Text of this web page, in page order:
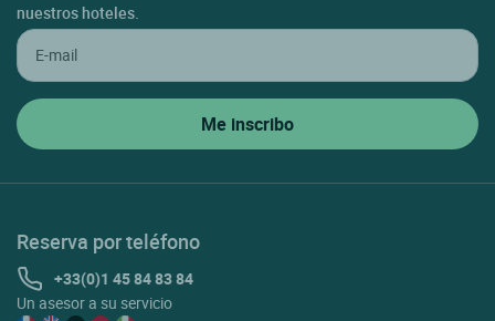
nuestros hoteles.
Reserva por teléfono
+33(0)1 45 84 83 84
Un asesor a su servicio